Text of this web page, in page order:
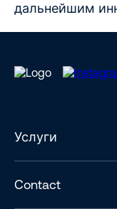
дальнейшим
Услуги
Contact